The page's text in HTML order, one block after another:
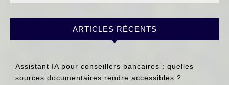
ARTICLES RÉCENTS
Assistant IA pour conseillers bancaires : quelles
sources documentaires rendre accessibles ?